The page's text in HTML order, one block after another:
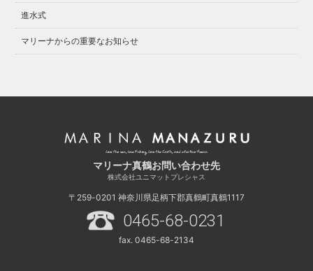
進水式
マリーナからの重要なお知らせ
マリーナ真鶴お問い合わせ先
株式会社ユニマットプレシャス
〒259-0201 神奈川県足柄下郡真鶴町真鶴1117
0465-68-0231
fax. 0465-68-2134